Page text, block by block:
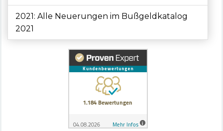
2021: Alle Neuerungen im Bußgeldkatalog
2021